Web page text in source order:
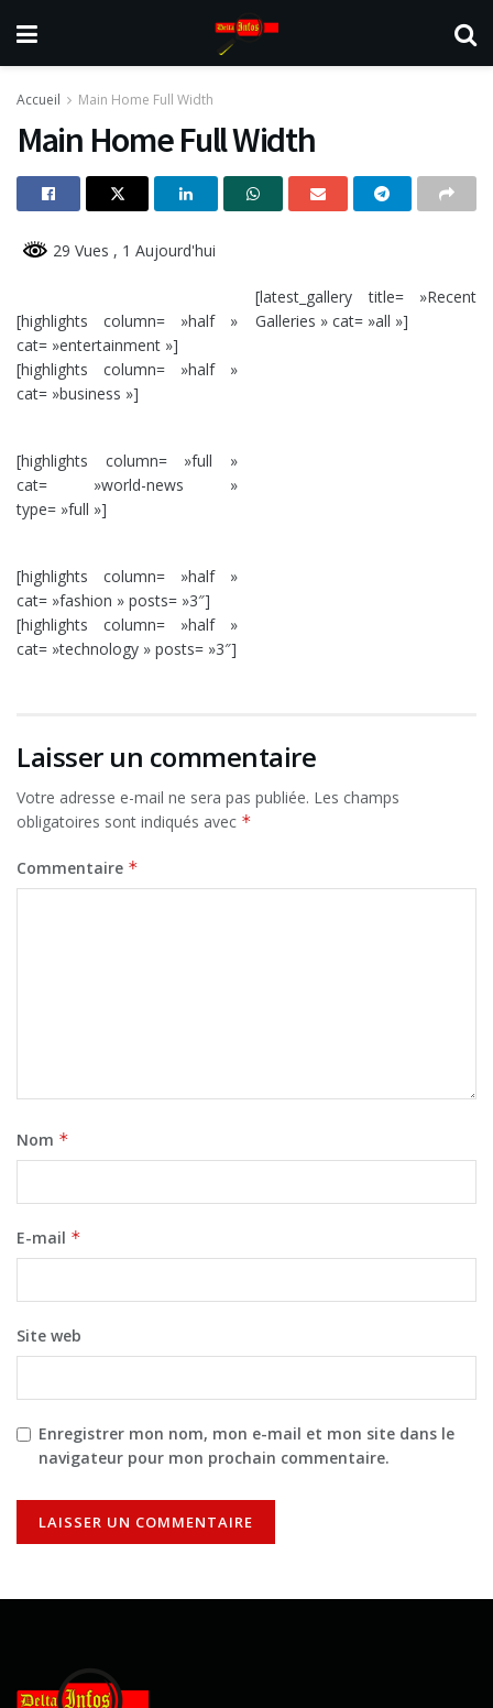
Accueil Main Home Full Width
Main Home Full Width
29 Vues , 1 Aujourd'hui
[highlights column= »half »
cat= »entertainment »]
[highlights column= »half »
cat= »business »]
[highlights column= »full »
cat= »world-news »
type= »full »]
[highlights column= »half »
cat= »fashion » posts= »3″]
[highlights column= »half »
cat= »technology » posts= »3″]
[latest_gallery title= »Recent
Galleries » cat= »all »]
Laisser un commentaire
Votre adresse e-mail ne sera pas publiée. Les champs
obligatoires sont indiqués avec *
Commentaire *
Nom *
E-mail *
Site web
Enregistrer mon nom, mon e-mail et mon site dans le
navigateur pour mon prochain commentaire.